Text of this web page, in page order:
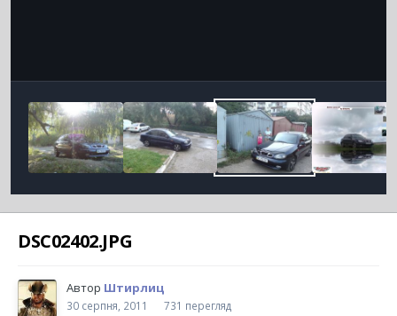
DSC02402.JPG
Автор Штирлиц
30 серпня, 2011
731 перегляд